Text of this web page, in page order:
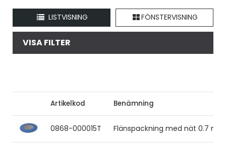
LISTVISNING FÖNSTERVISNING
VISA FILTER
Artikelkod Benämning
0868-000015T Flänspackning med nät 0.7 mm